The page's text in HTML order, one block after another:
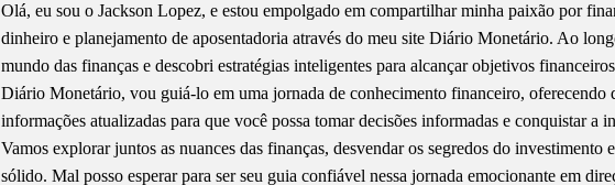
Olá, eu sou o Jackson Lopez, e estou empolgado em compartilhar minha paixão por
dinheiro e planejamento de aposentadoria através do meu site Diário Monetário. Ao
mundo das finanças e descobri estratégias inteligentes para alcançar objetivos
Diário Monetário, vou guiá-lo em uma jornada de conhecimento financeiro, oferecendo
informações atualizadas para que você possa tomar decisões informadas e conquistar a
Vamos explorar juntos as nuances das finanças, desvendar os segredos do investimento
sólido. Mal posso esperar para ser seu guia confiável nessa jornada emocionante em